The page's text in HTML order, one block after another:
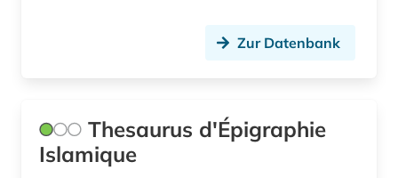
osmanisch (2)
Zur Datenbank
Thesaurus d'Épigraphie
Islamique